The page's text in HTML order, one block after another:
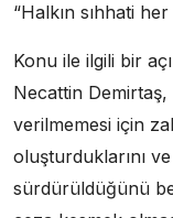
“Halkın sıhhati
Konu ile ilgili bir
Necattin
verilmemesi için
oluşturduklarını
sürdürüldüğünü